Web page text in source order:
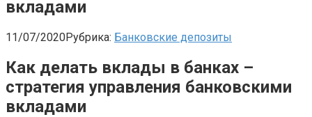
вкладами
11/07/2020Рубрика: Банковские депозиты
Как делать вклады в банках –
стратегия управления банковскими
вкладами